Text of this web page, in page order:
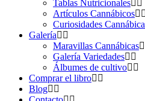
Tablas Nutricionales
Artículos Cannábicos
Curiosidades
Galería
Maravillas Cannábicas
Galería Variedades
Álbumes de cultivo
Comprar el libro
Blog